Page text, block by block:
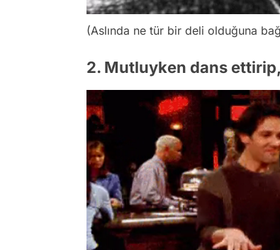
(Aslında ne tür bir deli olduğuna
2. Mutluyken dans